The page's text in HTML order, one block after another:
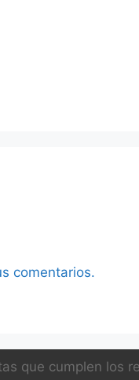
comentarios.
que cumplen los